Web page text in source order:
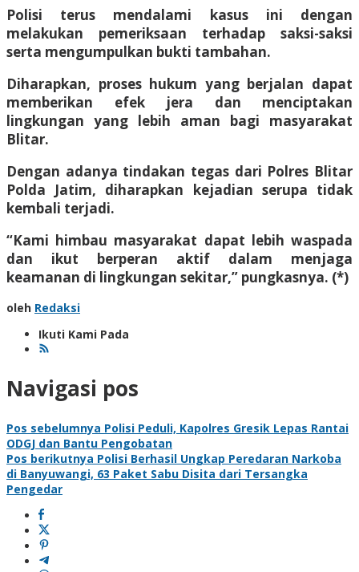
Polisi terus mendalami kasus ini dengan
melakukan pemeriksaan terhadap saksi-saksi
serta mengumpulkan bukti tambahan.
Diharapkan, proses hukum yang berjalan dapat
memberikan efek jera dan menciptakan
lingkungan yang lebih aman bagi masyarakat
Blitar.
Dengan adanya tindakan tegas dari Polres Blitar
Polda Jatim, diharapkan kejadian serupa tidak
kembali terjadi.
“Kami himbau masyarakat dapat lebih waspada
dan ikut berperan aktif dalam menjaga
keamanan di lingkungan sekitar,” pungkasnya. (*)
oleh Redaksi
Ikuti Kami Pada
Navigasi pos
Pos sebelumnya Polisi Peduli, Kapolres Gresik Lepas Rantai
ODGJ dan Bantu Pengobatan
Pos berikutnya Polisi Berhasil Ungkap Peredaran Narkoba
di Banyuwangi, 63 Paket Sabu Disita dari Tersangka
Pengedar